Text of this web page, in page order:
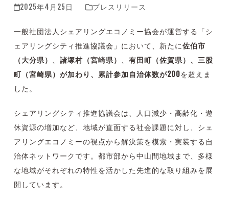
2025年4月25日 プレスリリース
一般社団法人シェアリングエコノミー協会が運営する「シ
ェアリングシティ推進協議会」において、新たに佐伯市
（大分県）
諸塚村（宮崎県）
有田町（佐賀県）、三股
町（宮崎県）が加わり、累計参加自治体数が200を超えま
した。
シェアリングシティ推進協議会は、人口減少・高齢化・遊
休資源の増加など、地域が直面する社会課題に対し、シェ
アリングエコノミーの視点から解決策を模索・実装する自
治体ネットワークです。都市部から中山間地域まで、多様
な地域がそれぞれの特性を活かした先進的な取り組みを展
開しています。